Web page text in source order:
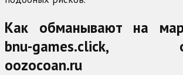
Как обманывают на
bnu-games.click,
oozocoan.ru